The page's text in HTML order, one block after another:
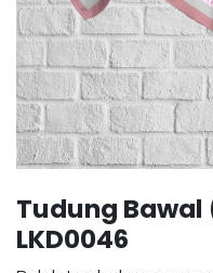
Tudung
LKD0046